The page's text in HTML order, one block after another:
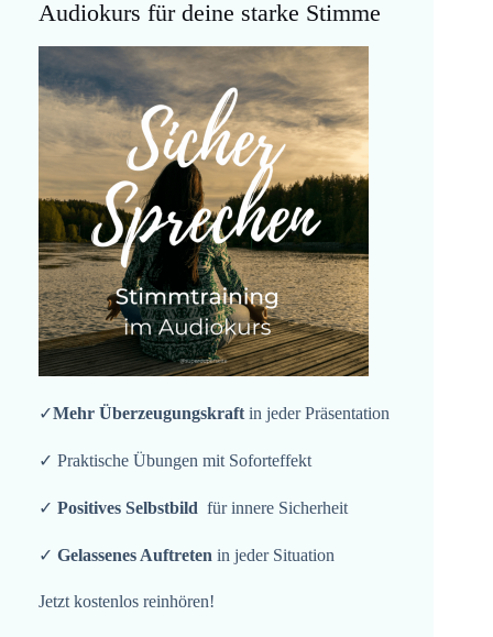
Audiokurs für deine starke Stimme
✓Mehr Überzeugungskraft in jeder Präsentation
✓ Praktische Übungen mit Soforteffekt
✓ Positives Selbstbild für innere Sicherheit
✓ Gelassenes Auftreten in jeder Situation
Jetzt kostenlos reinhören!